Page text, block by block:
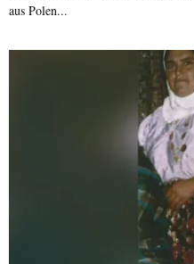
aus Polen...